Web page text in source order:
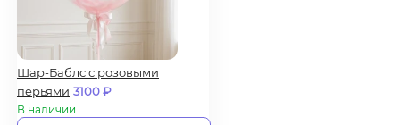
Шар-Баблс с розовыми
перьями 3100₽
В наличии